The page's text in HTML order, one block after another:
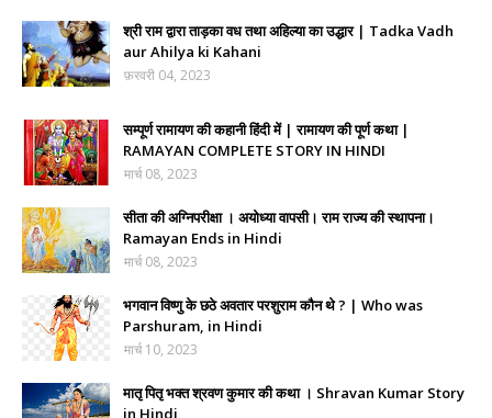
श्री राम द्वारा ताड़का वध तथा अहिल्या का उद्धार | Tadka Vadh
aur Ahilya ki Kahani
फ़रवरी 04, 2023
सम्पूर्ण रामायण की कहानी हिंदी में | रामायण की पूर्ण कथा |
RAMAYAN COMPLETE STORY IN HINDI
मार्च 08, 2023
सीता की अग्निपरीक्षा । अयोध्या वापसी। राम राज्य की स्थापना।
Ramayan Ends in Hindi
मार्च 08, 2023
भगवान विष्णु के छठे अवतार परशुराम कौन थे ? | Who was
Parshuram, in Hindi
मार्च 10, 2023
मातृ पितृ भक्त श्रवण कुमार की कथा । Shravan Kumar Story
in Hindi